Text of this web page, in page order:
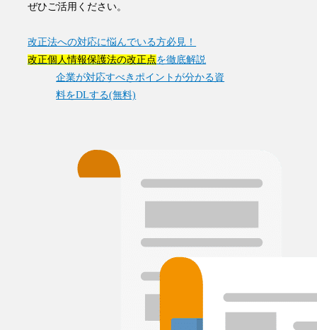
ぜひご活用ください。
改正法への対応に悩んでいる方必見！
改正個人情報保護法の改正点を徹底解説
企業が対応すべきポイントが分かる資
料をDLする(無料)